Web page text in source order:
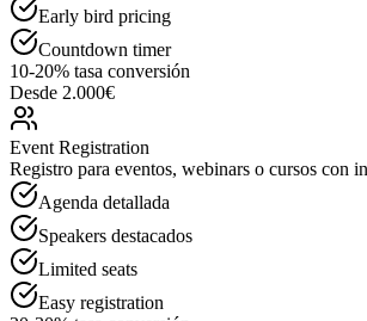
Early bird pricing
Countdown timer
10-20% tasa conversión
Desde 2.000€
Event Registration
Registro para eventos, webinars o cursos con
Agenda detallada
Speakers destacados
Limited seats
Easy registration